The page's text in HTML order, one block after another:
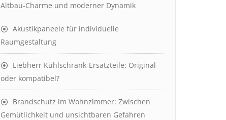
Altbau-Charme und moderner Dynamik
Akustikpaneele für individuelle
Raumgestaltung
Liebherr Kühlschrank-Ersatzteile: Original
oder kompatibel?
Brandschutz im Wohnzimmer: Zwischen
Gemütlichkeit und unsichtbaren Gefahren